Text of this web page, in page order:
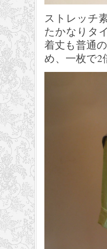
ストレッチ
たかなりタ
着丈も普通
め、一枚で2